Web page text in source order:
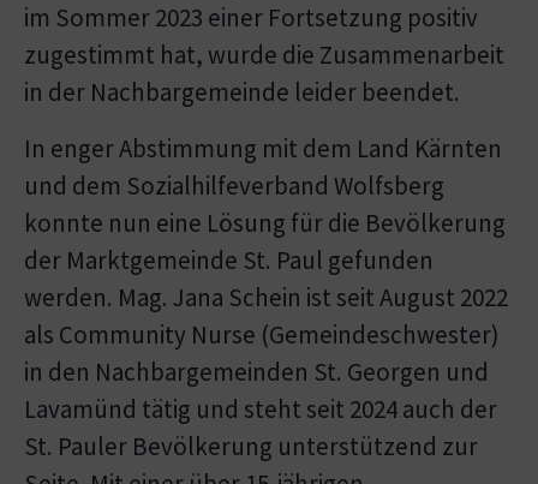
im Sommer 2023 einer Fortsetzung positiv
zugestimmt hat, wurde die Zusammenarbeit
in der Nachbargemeinde leider beendet.
In enger Abstimmung mit dem Land Kärnten
und dem Sozialhilfeverband Wolfsberg
konnte nun eine Lösung für die Bevölkerung
der Marktgemeinde St. Paul gefunden
werden. Mag. Jana Schein ist seit August 2022
als Community Nurse (Gemeindeschwester)
in den Nachbargemeinden St. Georgen und
Lavamünd tätig und steht seit 2024 auch der
St. Pauler Bevölkerung unterstützend zur